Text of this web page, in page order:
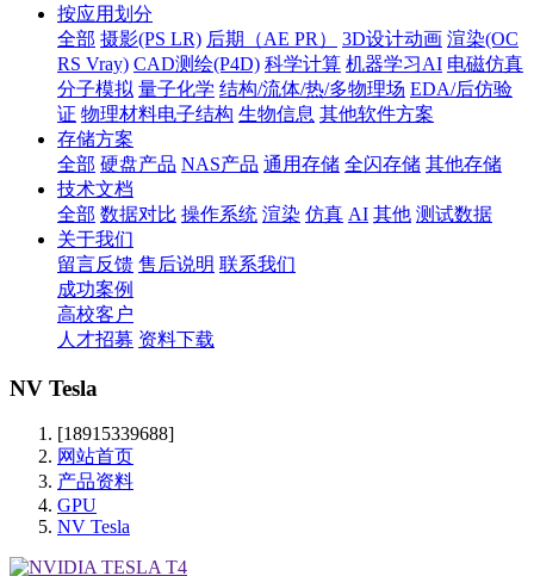
按应用划分
全部 摄影(PS LR) 后期（AE PR） 3D设计动画 渲染(OC
RS Vray) CAD测绘(P4D) 科学计算 机器学习AI 电磁仿真
分子模拟 量子化学 结构/流体/热/多物理场 EDA/后仿验
证 物理材料电子结构 生物信息 其他软件方案
存储方案
全部 硬盘产品 NAS产品 通用存储 全闪存储 其他存储
技术文档
全部 数据对比 操作系统 渲染 仿真 AI 其他 测试数据
关于我们
留言反馈 售后说明 联系我们
成功案例
高校客户
人才招募 资料下载
NV Tesla
[18915339688]
网站首页
产品资料
GPU
NV Tesla